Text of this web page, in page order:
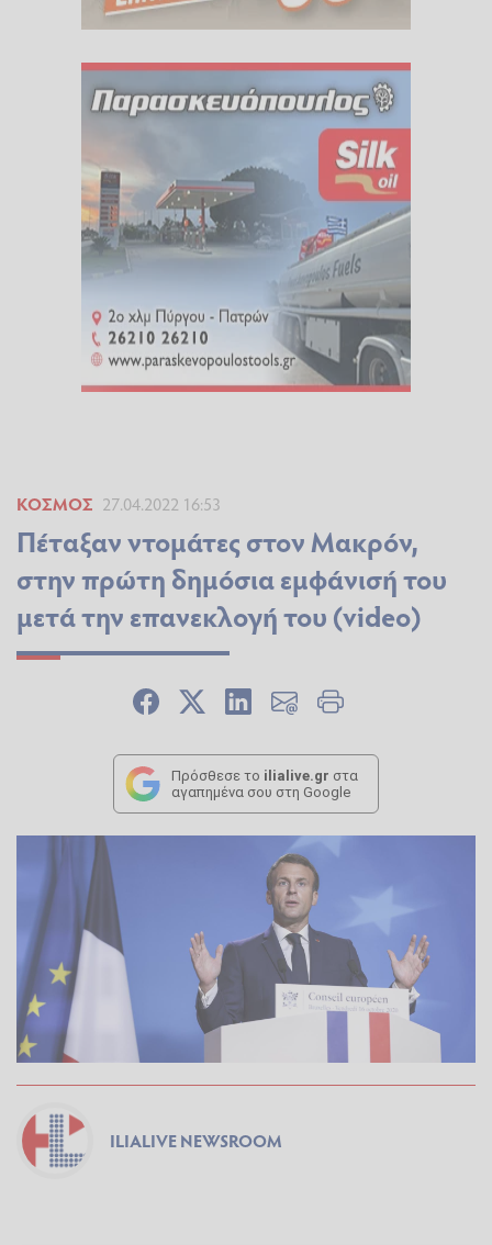
ΚΌΣΜΟΣ 27.04.2022 16:53
Πέταξαν ντομάτες στον Μακρόν,
στην πρώτη δημόσια εμφάνισή του
μετά την επανεκλογή του (video)
Πρόσθεσε το ilialive.gr στα
αγαπημένα σου στη Google
ILIALIVE NEWSROOM